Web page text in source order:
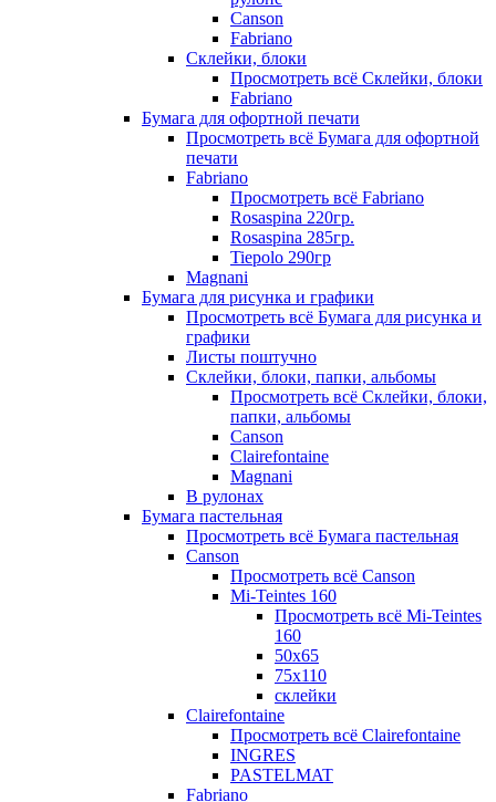
Canson
Fabriano
Склейки, блоки
Просмотреть всё Склейки, блоки
Fabriano
Бумага для офортной печати
Просмотреть всё Бумага для офортной
печати
Fabriano
Просмотреть всё Fabriano
Rosaspina 220гр.
Rosaspina 285гр.
Tiepolo 290гр
Magnani
Бумага для рисунка и графики
Просмотреть всё Бумага для рисунка и
графики
Листы поштучно
Склейки, блоки, папки, альбомы
Просмотреть всё Склейки, блоки,
папки, альбомы
Canson
Clairefontaine
Magnani
В рулонах
Бумага пастельная
Просмотреть всё Бумага пастельная
Canson
Просмотреть всё Canson
Mi-Teintes 160
Просмотреть всё Mi-Teintes
160
50х65
75х110
склейки
Clairefontaine
Просмотреть всё Clairefontaine
INGRES
PASTELMAT
Fabriano